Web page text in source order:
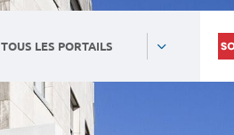
TOUS LES PORTAILS